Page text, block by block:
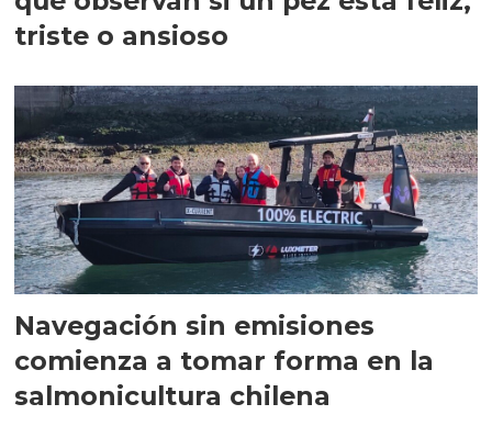
triste o ansioso
Navegación sin emisiones
comienza a tomar forma en la
salmonicultura chilena